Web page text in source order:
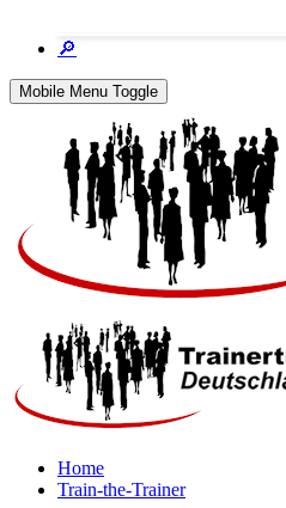
🔎
Mobile Menu Toggle
Home
Train-the-Trainer